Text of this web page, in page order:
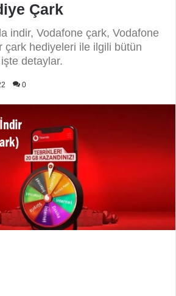
Çark
indir, Vodafone çark, Vodafone
çark hediyeleri ile ilgili bütün
detaylar.
0